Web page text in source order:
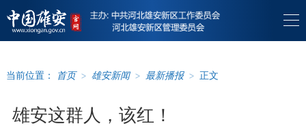
当前位置： 首页 > 雄安新闻 > 最新播报 > 正文
雄安这群人，该红！